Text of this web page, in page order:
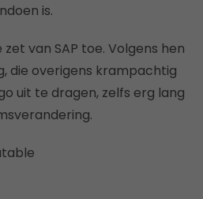
is.
van SAP toe. Volgens hen
die overigens krampachtig
uit te dragen, zelfs erg lang